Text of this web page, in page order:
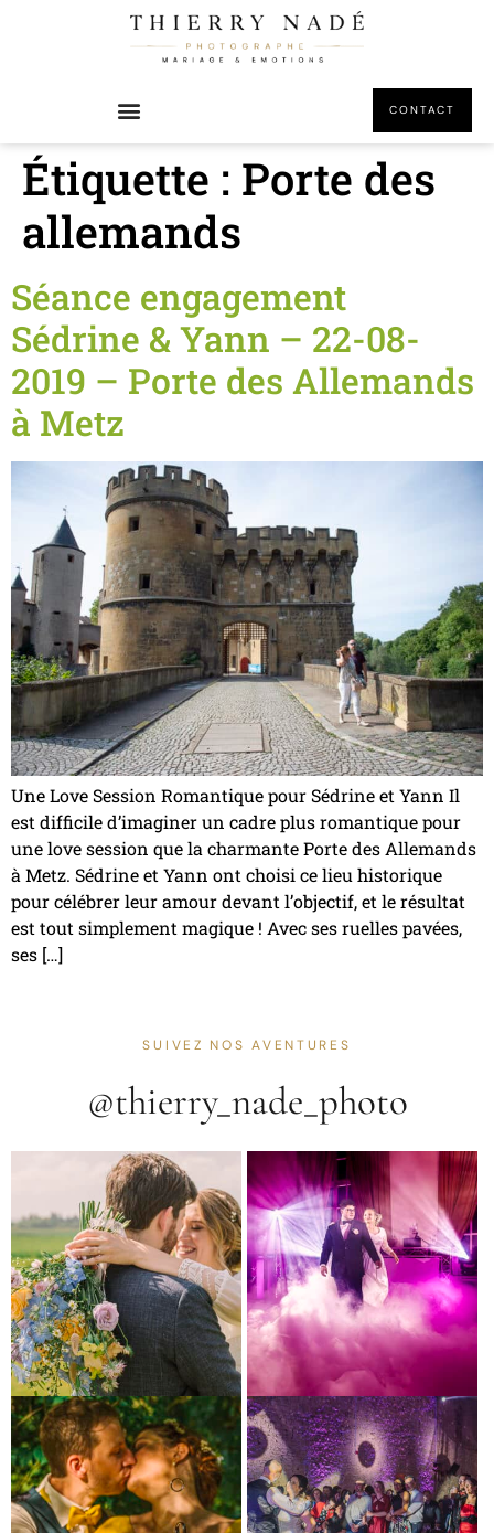
CONTACT
Étiquette : Porte des
allemands
Séance engagement
Sédrine & Yann – 22-08-
2019 – Porte des Allemands
à Metz
Une Love Session Romantique pour Sédrine et Yann Il
est difficile d’imaginer un cadre plus romantique pour
une love session que la charmante Porte des Allemands
à Metz. Sédrine et Yann ont choisi ce lieu historique
pour célébrer leur amour devant l’objectif, et le résultat
est tout simplement magique ! Avec ses ruelles pavées,
ses […]
SUIVEZ NOS AVENTURES
@thierry_nade_photo